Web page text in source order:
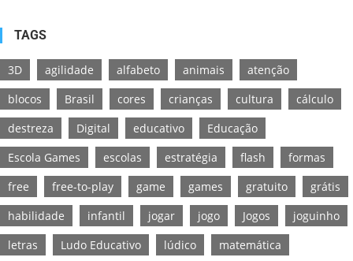
TAGS
3D agilidade alfabeto animais
atenção
blocos
Brasil cores crianças cultura
cálculo
destreza
Digital educativo
Educação
Escola Games
escolas estratégia flash
formas
free
free-to-play game games gratuito
grátis
habilidade
infantil jogar jogo Jogos
joguinho
letras
Ludo Educativo lúdico
matemática